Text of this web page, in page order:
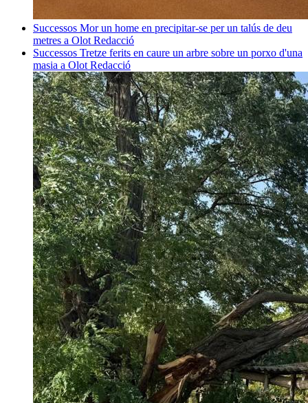
Successos Mor un home en precipitar-se per un talús de deu
metres a Olot Redacció
Successos Tretze ferits en caure un arbre sobre un porxo d'una
masia a Olot Redacció